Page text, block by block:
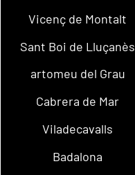
Vicenç de Montalt
Sant Boi de Lluçanès
artomeu del Grau
Cabrera de Mar
Viladecavalls
Badalona